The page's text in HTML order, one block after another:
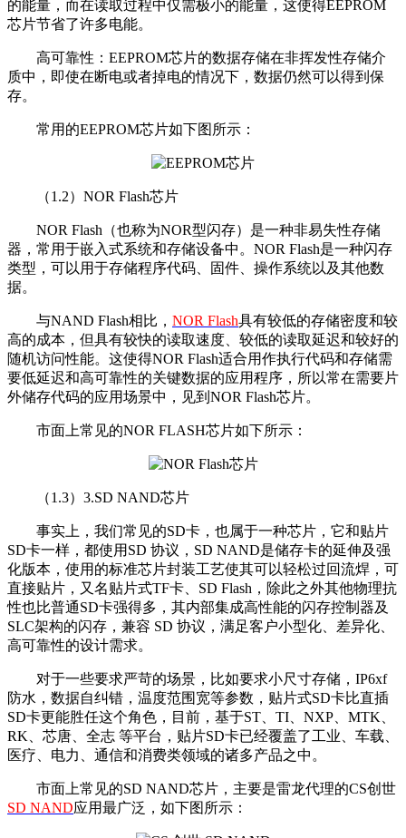
的能量，而在读取过程中仅需极小的能量，这使得EEPROM
芯片节省了许多电能。
高可靠性：EEPROM芯片的数据存储在非挥发性存储介
质中，即使在断电或者掉电的情况下，数据仍然可以得到保
存。
常用的EEPROM芯片如下图所示：
（1.2）NOR Flash芯片
NOR Flash（也称为NOR型闪存）是一种非易失性存储
器，常用于嵌入式系统和存储设备中。NOR Flash是一种闪存
类型，可以用于存储程序代码、固件、操作系统以及其他数
据。
与NAND Flash相比， NOR Flash具有较低的存储密度和较
高的成本，但具有较快的读取速度、较低的读取延迟和较好的
随机访问性能。这使得NOR Flash适合用作执行代码和存储需
要低延迟和高可靠性的关键数据的应用程序，所以常在需要片
外储存代码的应用场景中，见到NOR Flash芯片。
市面上常见的NOR FLASH芯片如下所示：
（1.3）3.SD NAND芯片
事实上，我们常见的SD卡，也属于一种芯片，它和贴片
SD卡一样，都使用SD 协议，SD NAND是储存卡的延伸及强
化版本，使用的标准芯片封装工艺使其可以轻松过回流焊，可
直接贴片，又名贴片式TF卡、SD Flash，除此之外其他物理抗
性也比普通SD卡强得多，其内部集成高性能的闪存控制器及
SLC架构的闪存，兼容 SD 协议，满足客户小型化、差异化、
高可靠性的设计需求。
对于一些要求严苛的场景，比如要求小尺寸存储，IP6xf
防水，数据自纠错，温度范围宽等参数，贴片式SD卡比直插
SD卡更能胜任这个角色，目前，基于ST、TI、NXP、MTK、
RK、芯唐、全志 等平台，贴片SD卡已经覆盖了工业、车载、
医疗、电力、通信和消费类领域的诸多产品之中。
市面上常见的SD NAND芯片，主要是雷龙代理的CS创世
SD NAND应用最广泛，如下图所示：